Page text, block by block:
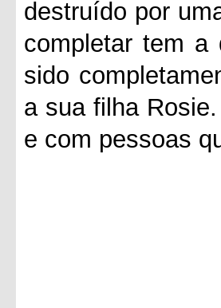
destruído por
completar tem a
sido
a sua filha
e com pessoas